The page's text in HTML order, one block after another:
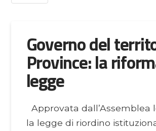
Governo del
Province: la
legge
Approvata dall’Assemblea
la legge di riordino